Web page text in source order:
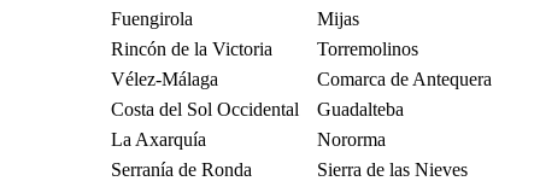
Fuengirola
Mijas
Rincón de la Victoria
Torremolinos
Vélez-Málaga
Comarca de Antequera
Costa del Sol Occidental
Guadalteba
La Axarquía
Nororma
Serranía de Ronda
Sierra de las Nieves